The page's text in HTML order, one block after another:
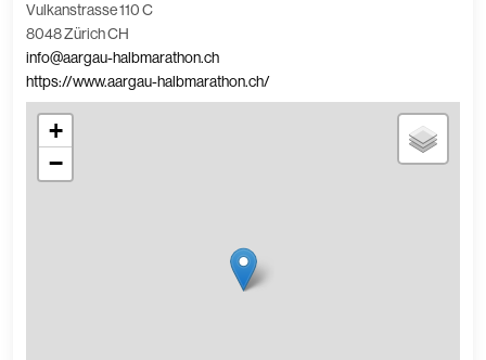
Vulkanstrasse 110 C
8048 Zürich CH
info@aargau-halbmarathon.ch
https://www.aargau-halbmarathon.ch/
+
−